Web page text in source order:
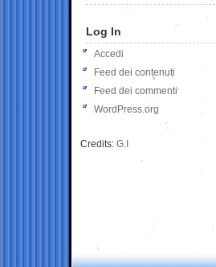
Log In
Accedi
Feed dei contenuti
Feed dei commenti
WordPress.org
Credits: G.I